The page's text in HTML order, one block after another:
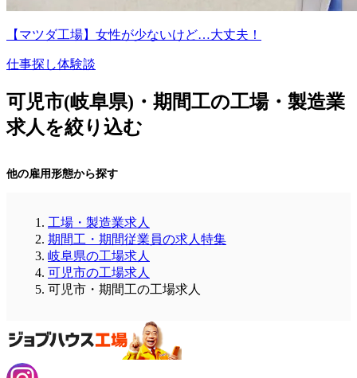
【マツダ工場】女性が少ないけど…大丈夫！
仕事探し体験談
可児市(岐阜県)・期間工の工場・製造業
求人を絞り込む
他の雇用形態から探す
工場・製造業求人
期間工・期間従業員の求人特集
岐阜県の工場求人
可児市の工場求人
可児市・期間工の工場求人